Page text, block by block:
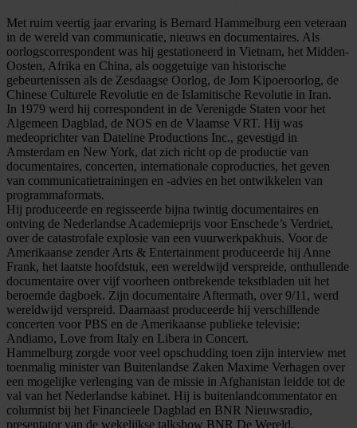
Met ruim veertig jaar ervaring is Bernard Hammelburg een veteraan
in de wereld van communicatie, nieuws en documentaires. Als
oorlogscorrespondent was hij gestationeerd in Vietnam, het Midden-
Oosten, Afrika en China, als ooggetuige van historische
gebeurtenissen als de Zesdaagse Oorlog, de Jom Kipoeroorlog, de
Chinese Culturele Revolutie en de Islamitische Revolutie in Iran.
In 1979 werd hij correspondent in de Verenigde Staten voor het
Algemeen Dagblad, de NOS en de Vlaamse VRT. Hij was
medeoprichter van Dateline Productions Inc., gevestigd in
Amsterdam en New York, dat zich richt op de productie van
documentaires, concerten, internationale coproducties, het geven
van communicatietrainingen en -advies en het ontwikkelen van
programmaformats.
Hij produceerde en regisseerde bijna twintig documentaires en
ontving de Nederlandse Academieprijs voor Enschede’s Verdriet,
over de catastrofale explosie van een vuurwerkpakhuis. Voor de
Amerikaanse zender Arts & Entertainment produceerde hij Anne
Frank, het laatste hoofdstuk, een wereldwijd verspreide, onthullende
documentaire over vijf voorheen ontbrekende tekstbladen uit het
beroemde dagboek. Zijn documentaire Aftermath, over 9/11, werd
wereldwijd verspreid. Daarnaast produceerde hij verschillende
concerten voor PBS en de Amerikaanse publieke televisie:
Andiamo, Love from Italy en Libera in Concert.
Hammelburg zorgde voor veel opschudding toen zijn interview met
toenmalig minister van Buitenlandse Zaken Maxime Verhagen over
een mogelijke verlenging van de missie in Afghanistan leidde tot de
val van het Nederlandse kabinet. Hij is buitenlandcommentator en
columnist bij het Financieele Dagblad en BNR Nieuwsradio,
presentator van de wekelijkse talkshow BNR De Wereld,